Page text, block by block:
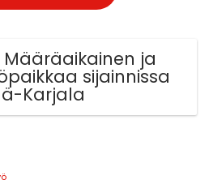
Määräaikainen ja
sijainnissa
Karjala